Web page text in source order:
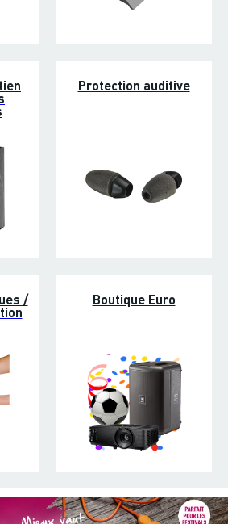
Protection auditive
/ Boutique Euro